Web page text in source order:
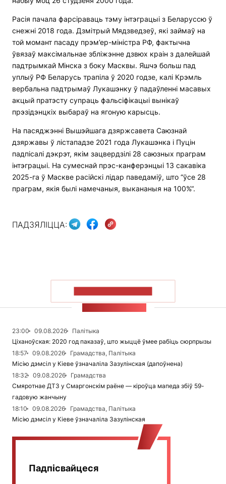
Расія пачала фарсіраваць тэму інтэграцыі з Беларуссю ў
снежні 2018 года. Дзмітрый Мядзведзеў, які займаў на
той момант пасаду прэм’ер-міністра РФ, фактычна
ўвязаў максімальнае збліжэнне дзвюх краін з далейшай
падтрымкай Мінска з боку Масквы. Яшчэ больш пад
уплыў РФ Беларусь трапіла ў 2020 годзе, калі Крэмль
вербальна падтрымаў Лукашэнку ў падаўленні масавых
акцый пратэсту супраць фальсіфікацыі вынікаў
прэзідэнцкіх выбараў на ягоную карысць.
На пасяджэнні Вышэйшага дзяржсавета Саюзнай
дзяржавы ў лістападзе 2021 года Лукашэнка і Пуцін
падпісалі дэкрэт, якім зацвердзілі 28 саюзных праграм
інтэграцыі. На сумеснай прэс-канферэнцыі 13 сакавіка
2025-га ў Маскве расійскі лідар паведаміў, што “ўсе 28
праграм, якія былі намечаныя, выкананыя на 100%“.
ПАДЗЯЛІЦЦА:
23:00 09.08.2026
Палітыка
Ціханоўская: 2020 год паказаў, што жыццё ўмее рабіць сюрпрызы
18:57
09.08.2026
Грамадства, Палітыка
Місію дэмсіл у Кіеве ўзначаліла Зазулінская (дапоўнена)
18:32
09.08.2026
Грамадства
Смяротнае ДТЗ у Смаргонскім раёне — кіроўца мапеда збіў 59-
гадовую жанчыну
18:10
09.08.2026
Грамадства, Палітыка
Місію дэмсіл у Кіеве ўзначаліла Зазулінская
Падпісвайцеся